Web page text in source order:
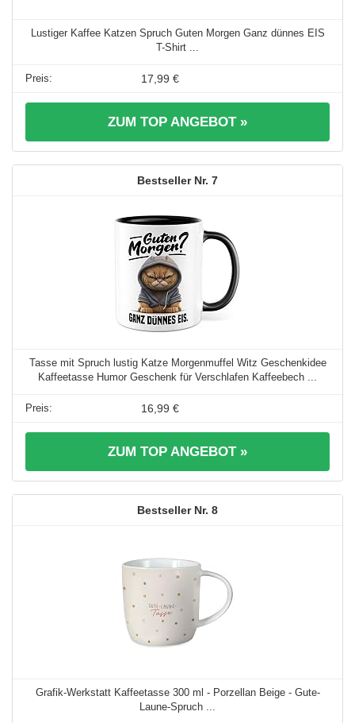
Lustiger Kaffee Katzen Spruch Guten Morgen Ganz dünnes EIS
T-Shirt ...
17,99 €
ZUM TOP ANGEBOT »
7
Tasse mit Spruch lustig Katze Morgenmuffel Witz Geschenkidee
Kaffeetasse Humor Geschenk für Verschlafen Kaffeebech ...
16,99 €
ZUM TOP ANGEBOT »
8
Grafik-Werkstatt Kaffeetasse 300 ml - Porzellan Beige - Gute-
Laune-Spruch ...